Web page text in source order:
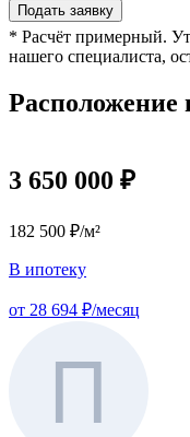
Подать заявку
* Расчёт примерный.
нашего специалиста,
Расположение
3 650 000 ₽
182 500 ₽/м²
В ипотеку
от 28 694 ₽/месяц